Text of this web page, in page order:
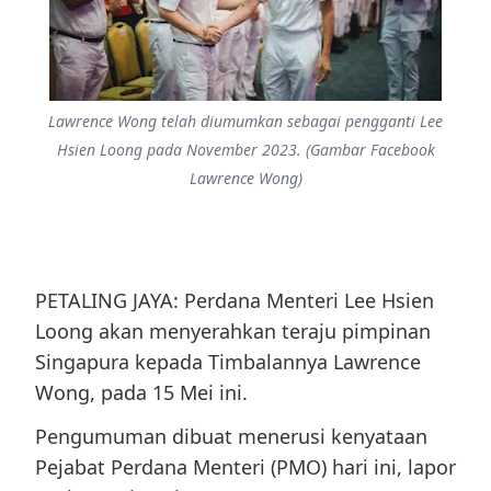
Lawrence Wong telah diumumkan sebagai pengganti Lee
Hsien Loong pada November 2023. (Gambar Facebook
Lawrence Wong)
PETALING JAYA: Perdana Menteri Lee Hsien
Loong akan menyerahkan teraju pimpinan
Singapura kepada Timbalannya Lawrence
Wong, pada 15 Mei ini.
Pengumuman dibuat menerusi kenyataan
Pejabat Perdana Menteri (PMO) hari ini, lapor